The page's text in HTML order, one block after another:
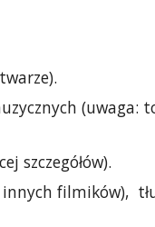
(uwaga:
szczegółów).
filmików),